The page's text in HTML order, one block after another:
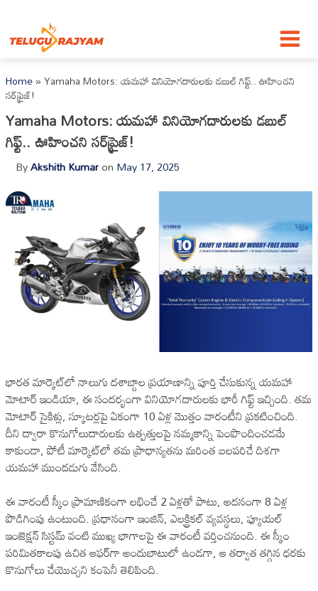
Home»Yamaha Motors: యమహా వినియోగదారులకు డబుల్ గిఫ్ట్.. ఊహించని
సర్‌ప్రైజ్!
Yamaha Motors: యమహా వినియోగదారులకు డబుల్
గిఫ్ట్.. ఊహించని సర్‌ప్రైజ్!
ByAkshith Kumaron May 17, 2025
భారత మార్కెట్‌లో నాలుగు దశాబ్దాల ప్రయాణాన్ని పూర్తి చేసుకున్న యమహా
మోటార్ ఇండియా, ఈ సందర్భంగా వినియోగదారులకు భారీ గిఫ్ట్ ఇచ్చింది. తమ
మోటార్ సైకిళ్లు, స్కూటర్లపై ఏకంగా 10 ఏళ్ల మొత్తం వారంటీని ప్రకటించింది.
దీని ద్వారా కొనుగోలుదారులకు ఉత్పత్తులపై నమ్మకాన్ని పెంపొందించడమే
కాకుండా, పోటీ మార్కెట్‌లో తమ ప్రాధాన్యతను మరింత బలపరిచే దిశగా
యమహా ముందడుగు వేసింది.
ఈ వారంటీ స్కీం ప్రామాణికంగా లభించే 2 ఏళ్లతో పాటు, అదనంగా 8 ఏళ్ల
పొడిగింపు ఉంటుంది. ప్రధానంగా ఇంజిన్, ఎలక్ట్రికల్ వ్యవస్థలు, ఫ్యూయల్
ఇంజెక్షన్ సిస్టమ్ వంటి ముఖ్య భాగాలపై ఈ వారంటీ వర్తించనుంది. ఈ స్కీం
పరిమితకాలపు ఉచిత ఆఫర్‌గా అందుబాటులో ఉండగా, ఆ తర్వాత తగ్గిన ధరకు
కొనుగోలు చేయొచ్చని కంపెనీ తెలిపింది.